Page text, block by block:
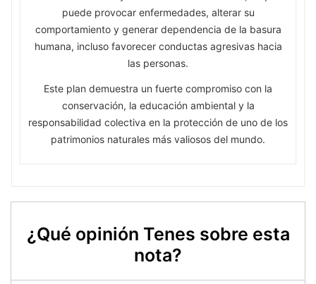
puede provocar enfermedades, alterar su
comportamiento y generar dependencia de la basura
humana, incluso favorecer conductas agresivas hacia
las personas.
Este plan demuestra un fuerte compromiso con la
conservación, la educación ambiental y la
responsabilidad colectiva en la protección de uno de los
patrimonios naturales más valiosos del mundo.
¿Qué opinión Tenes sobre esta
nota?